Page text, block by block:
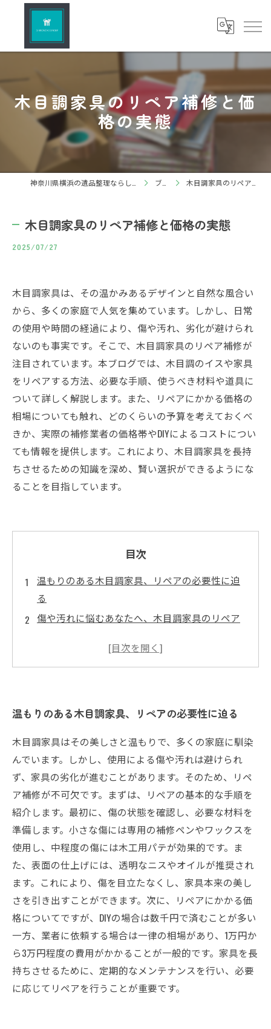
木目調家具のリペア補修と価
格の実態
ブログ 木目調家具のリペア補修と価格の実態
木目調家具のリペア補修と価格の実態
2025/07/27
木目調家具は、その温かみあるデザインと自然な風合い
から、多くの家庭で人気を集めています。しかし、日常
の使用や時間の経過により、傷や汚れ、劣化が避けられ
ないのも事実です。そこで、木目調家具のリペア補修が
注目されています。本ブログでは、木目調のイスや家具
をリペアする方法、必要な手順、使うべき材料や道具に
ついて詳しく解説します。また、リペアにかかる価格の
相場についても触れ、どのくらいの予算を考えておくべ
きか、実際の補修業者の価格帯やDIYによるコストについ
ても情報を提供します。これにより、木目調家具を長持
ちさせるための知識を深め、賢い選択ができるようにな
ることを目指しています。
目次
温もりのある木目調家具、リペアの必要性に迫
る
傷や汚れに悩むあなたへ、木目調家具のリペア
DIYでできる木目調家具の簡単リペア術
査
必要な知識
あなたの家具にもう一度命を！木目調家具のリ
ペアで新生活を
温もりのある木目調家具、リペアの必要性に迫る
木目調家具はその美しさと温もりで、多くの家庭に馴染
んでいます。しかし、使用による傷や汚れは避けられ
ず、家具の劣化が進むことがあります。そのため、リペ
ア補修が不可欠です。まずは、リペアの基本的な手順を
紹介します。最初に、傷の状態を確認し、必要な材料を
準備します。小さな傷には専用の補修ペンやワックスを
使用し、中程度の傷には木工用パテが効果的です。ま
た、表面の仕上げには、透明なニスやオイルが推奨され
ます。これにより、傷を目立たなくし、家具本来の美し
さを引き出すことができます。次に、リペアにかかる価
格についてですが、DIYの場合は数千円で済むことが多い
一方、業者に依頼する場合は一律の相場があり、1万円か
ら3万円程度の費用がかかることが一般的です。家具を長
持ちさせるために、定期的なメンテナンスを行い、必要
に応じてリペアを行うことが重要です。